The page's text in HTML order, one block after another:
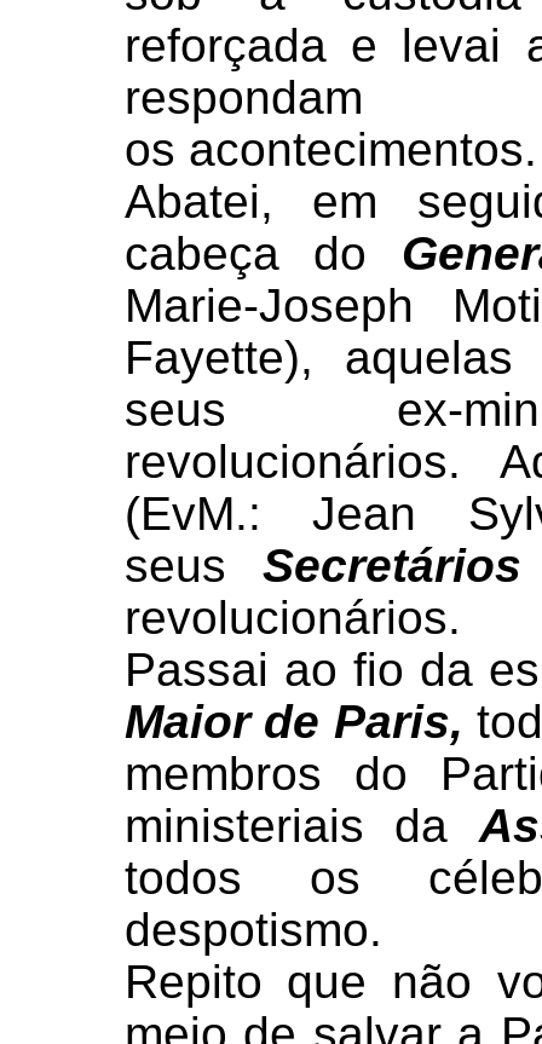
reforçada e levai
os
Abatei, em
cabeça do
Marie-Joseph
Fayette),
seus ex-
revolucionários.
(EvM.: Jean
seus
revolucionários.
Passai ao fio da
Maior de Paris,
membros do
ministeriais da
todos os
despotismo.
Repito que não
meio de salvar a